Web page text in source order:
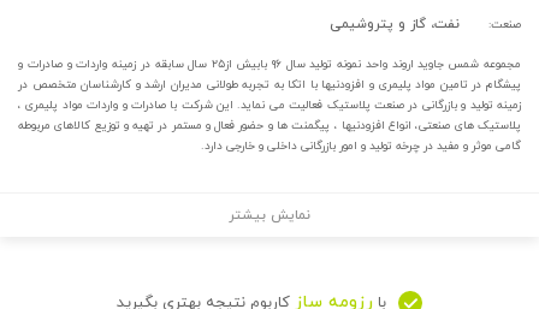
صنعت: نفت، گاز و پتروشیمی
مجموعه شمس جاوید اروند واحد نمونه تولید سال ۹۶ بابیش از۲۵ سال سابقه در زمینه واردات و صادرات و
پیشگام در تامین مواد پلیمری و افزودنیها با اتکا به تجربه طولانی مدیران ارشد و کارشناسان متخصص در
زمینه تولید و بازرگانی در صنعت پلاستیک فعالیت می نماید. این شرکت با صادرات و واردات مواد پلیمری ،
پلاستیک های صنعتی، انواع افزودنیها ، پیگمنت ها و حضور فعال و مستمر در تهیه و توزیع کالاهای مربوطه
گامی موثر و مفید در چرخه تولید و امور بازرگانی داخلی و خارجی دارد.
نمایش بیشتر
با رزومه ساز کاربوم نتیجه بهتری بگیرید